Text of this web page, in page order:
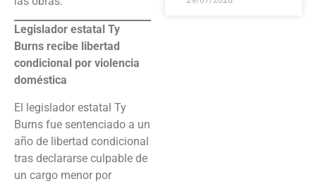
Legislador estatal Ty
Burns recibe libertad
condicional por violencia
doméstica
El legislador estatal Ty
Burns fue sentenciado a un
año de libertad condicional
tras declararse culpable de
un cargo menor por